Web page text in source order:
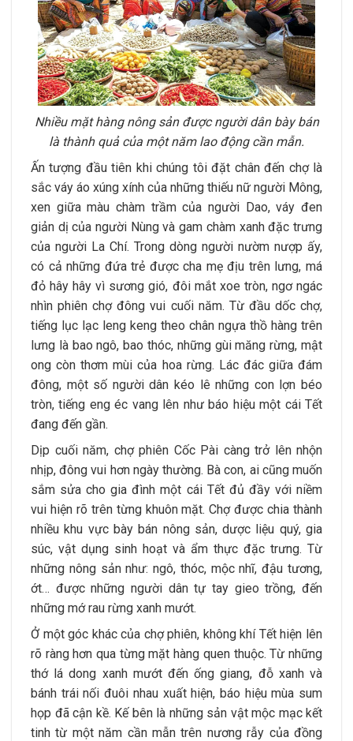
Nhiều mặt hàng nông sản được người dân bày bán
là thành quả của một năm lao động cần mẫn.
Ấn tượng đầu tiên khi chúng tôi đặt chân đến chợ là
sắc váy áo xúng xính của những thiếu nữ người Mông,
xen giữa màu chàm trầm của người Dao, váy đen
giản dị của người Nùng và gam chàm xanh đặc trưng
của người La Chí. Trong dòng người nườm nượp ấy,
có cả những đứa trẻ được cha mẹ địu trên lưng, má
đỏ hây hây vì sương gió, đôi mắt xoe tròn, ngơ ngác
nhìn phiên chợ đông vui cuối năm. Từ đầu dốc chợ,
tiếng lục lạc leng keng theo chân ngựa thồ hàng trên
lưng là bao ngô, bao thóc, những gùi măng rừng, mật
ong còn thơm mùi của hoa rừng. Lác đác giữa đám
đông, một số người dân kéo lê những con lợn béo
tròn, tiếng eng éc vang lên như báo hiệu một cái Tết
đang đến gần.
Dịp cuối năm, chợ phiên Cốc Pài càng trở lên nhộn
nhịp, đông vui hơn ngày thường. Bà con, ai cũng muốn
sắm sửa cho gia đình một cái Tết đủ đầy với niềm
vui hiện rõ trên từng khuôn mặt. Chợ được chia thành
nhiều khu vực bày bán nông sản, dược liệu quý, gia
súc, vật dụng sinh hoạt và ẩm thực đặc trưng. Từ
những nông sản như: ngô, thóc, mộc nhĩ, đậu tương,
ớt… được những người dân tự tay gieo trồng, đến
những mớ rau rừng xanh mướt.
Ở một góc khác của chợ phiên, không khí Tết hiện lên
rõ ràng hơn qua từng mặt hàng quen thuộc. Từ những
thớ lá dong xanh mướt đến ống giang, đỗ xanh và
bánh trái nối đuôi nhau xuất hiện, báo hiệu mùa sum
họp đã cận kề. Kế bên là những sản vật mộc mạc kết
tinh từ một năm cần mẫn trên nương rẫy của đồng